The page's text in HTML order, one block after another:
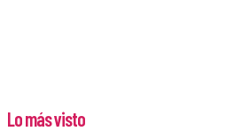
Lo más visto